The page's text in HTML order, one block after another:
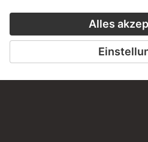
PERMALINK
staedelmuseum.de/go/ds/2301z